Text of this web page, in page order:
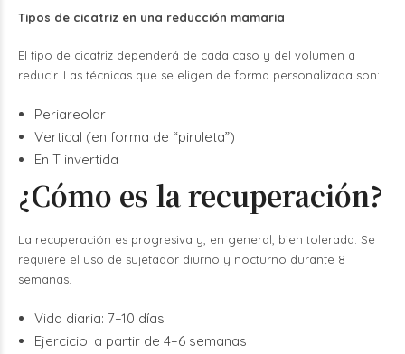
Tipos de cicatriz en una reducción mamaria
El tipo de cicatriz dependerá de cada caso y del volumen a
reducir. Las técnicas que se eligen de forma personalizada son:
Periareolar
Vertical (en forma de “piruleta”)
En T invertida
¿Cómo es la recuperación?
La recuperación es progresiva y, en general, bien tolerada. Se
requiere el uso de sujetador diurno y nocturno durante 8
semanas.
Vida diaria: 7–10 días
Ejercicio: a partir de 4–6 semanas